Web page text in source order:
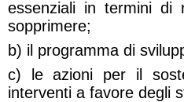
essenziali in termini di
sopprimere;
b) il programma di
c) le azioni per il
interventi a favore degli